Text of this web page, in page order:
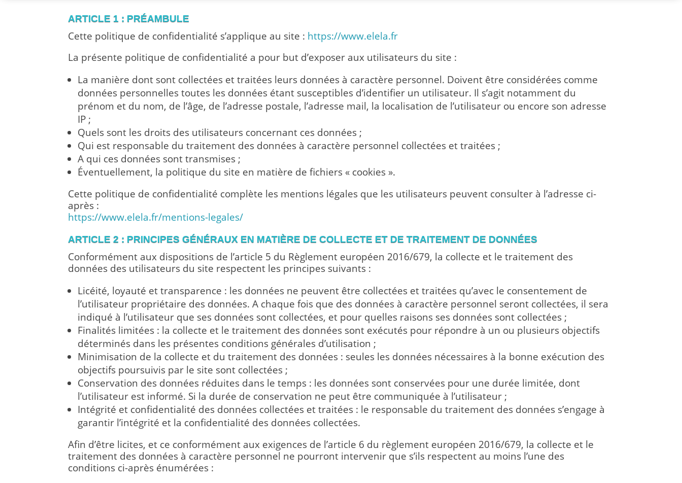
ARTICLE 1 : PRÉAMBULE
Cette politique de confidentialité s’applique au site : https://www.elela.fr
La présente politique de confidentialité a pour but d’exposer aux utilisateurs du site :
La manière dont sont collectées et traitées leurs données à caractère personnel. Doivent être considérées comme
données personnelles toutes les données étant susceptibles d’identifier un utilisateur. Il s’agit notamment du
prénom et du nom, de l’âge, de l’adresse postale, l’adresse mail, la localisation de l’utilisateur ou encore son adresse
IP ;
Quels sont les droits des utilisateurs concernant ces données ;
Qui est responsable du traitement des données à caractère personnel collectées et traitées ;
A qui ces données sont transmises ;
Éventuellement, la politique du site en matière de fichiers « cookies ».
Cette politique de confidentialité complète les mentions légales que les utilisateurs peuvent consulter à l’adresse ci-
après :
https://www.elela.fr/mentions-legales/
ARTICLE 2 : PRINCIPES GÉNÉRAUX EN MATIÈRE DE COLLECTE ET DE TRAITEMENT DE DONNÉES
Conformément aux dispositions de l’article 5 du Règlement européen 2016/679, la collecte et le traitement des
données des utilisateurs du site respectent les principes suivants :
Licéité, loyauté et transparence : les données ne peuvent être collectées et traitées qu’avec le consentement de
l’utilisateur propriétaire des données. A chaque fois que des données à caractère personnel seront collectées, il sera
indiqué à l’utilisateur que ses données sont collectées, et pour quelles raisons ses données sont collectées ;
Finalités limitées : la collecte et le traitement des données sont exécutés pour répondre à un ou plusieurs objectifs
déterminés dans les présentes conditions générales d’utilisation ;
Minimisation de la collecte et du traitement des données : seules les données nécessaires à la bonne exécution des
objectifs poursuivis par le site sont collectées ;
Conservation des données réduites dans le temps : les données sont conservées pour une durée limitée, dont
l’utilisateur est informé. Si la durée de conservation ne peut être communiquée à l’utilisateur ;
Intégrité et confidentialité des données collectées et traitées : le responsable du traitement des données s’engage à
garantir l’intégrité et la confidentialité des données collectées.
Afin d’être licites, et ce conformément aux exigences de l’article 6 du règlement européen 2016/679, la collecte et le
traitement des données à caractère personnel ne pourront intervenir que s’ils respectent au moins l’une des
conditions ci-après énumérées :